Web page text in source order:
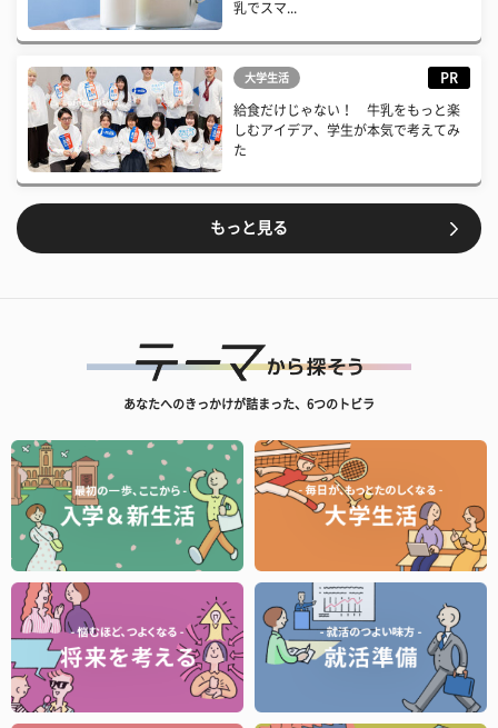
乳でスマ...
大学生活 PR
給食だけじゃない！ 牛乳をもっと楽
しむアイデア、学生が本気で考えてみ
た
もっと見る
あなたへのきっかけが詰まった、6つのトビラ